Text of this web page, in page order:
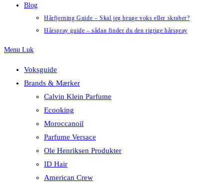
Blog
Hårfjerning Guide – Skal jeg bruge voks eller skraber?
Hårspray guide – sådan finder du den rigtige hårspray
Menu Luk
Voksguide
Brands & Mærker
Calvin Klein Parfume
Ecooking
Moroccanoil
Parfume Versace
Ole Henriksen Produkter
ID Hair
American Crew